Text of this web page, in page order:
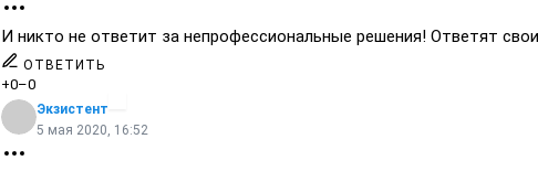
И никто не ответит за непрофессиональные решения! Ответят
ОТВЕТИТЬ
+0–0
Экзистент
5 мая 2020, 16:52